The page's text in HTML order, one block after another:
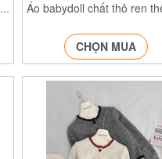
Áo babydoll xếp ly cổ sen Aobabbydoll259
CHỌN MUA